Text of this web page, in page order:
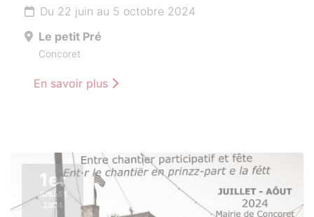
Du 22 juin au 5 octobre 2024
Le petit Pré
Concoret
En savoir plus
1er
JUILLET
2024